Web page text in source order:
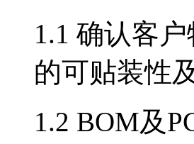
1.1 确认客
的可贴装性
1.2 BOM及